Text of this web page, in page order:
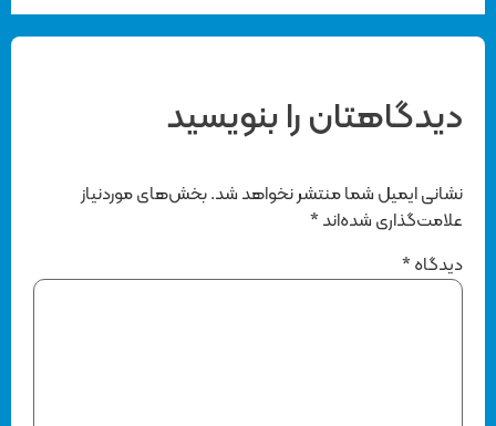
دیدگاهتان را بنویسید
نشانی ایمیل شما منتشر نخواهد شد. بخش‌های موردنیاز
علامت‌گذاری شده‌اند*
دیدگاه*